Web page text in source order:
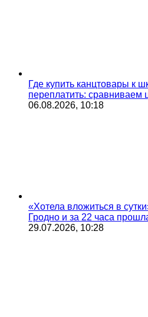
Где купить канцтовары к
переплатить: сравниваем
06.08.2026, 10:18
«Хотела вложиться в
Гродно и за 22 часа
29.07.2026, 10:28